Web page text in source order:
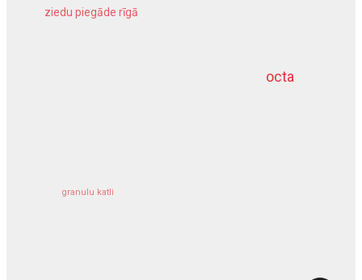
octa
ziedu piegāde rīgā
granulu katli
dziļurbums